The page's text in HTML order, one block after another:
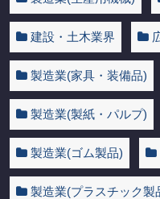
建設・土木業界
製造業(家具・装備品)
製造業(製紙・パルプ)
製造業(ゴム製品)
製造業(プラスチック製